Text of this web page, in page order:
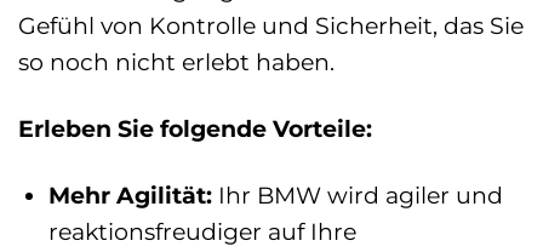
Gefühl von Kontrolle und Sicherheit, das Sie
so noch nicht erlebt haben.
Erleben Sie folgende Vorteile:
Mehr Agilität:Ihr BMW wird agiler und
reaktionsfreudiger auf Ihre